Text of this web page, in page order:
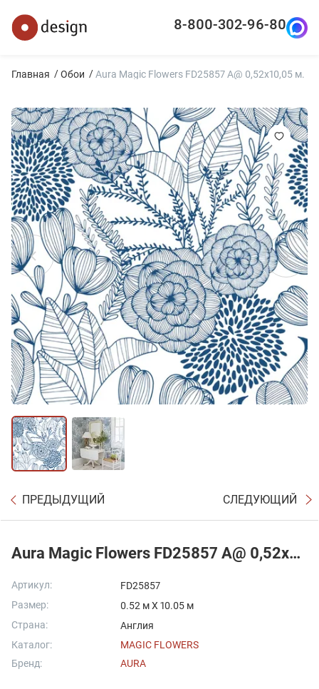
8-800-302-96-80
Главная Обои Aura Magic Flowers FD25857 A@ 0,52x10,05 м.
ПРЕДЫДУЩИЙ СЛЕДУЮЩИЙ
Aura Magic Flowers FD25857 A@ 0,52x10,05 м.
Артикул:
FD25857
Размер:
0.52 м X 10.05 м
Страна:
Англия
Каталог:
MAGIC FLOWERS
Бренд:
AURA